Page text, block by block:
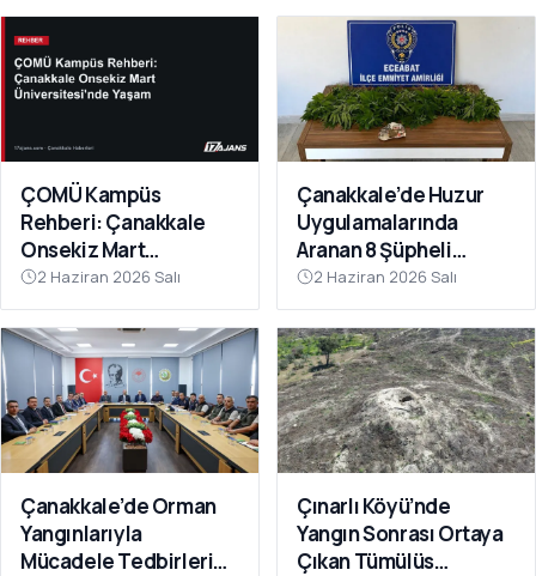
ÇOMÜ Kampüs
Rehberi: Çanakkale
Onsekiz Mart
Üniversitesi'nde
Yaşam
2 Haziran 2026 Salı
Çanakkale’de Huzur
Uygulamalarında
Aranan 8 Şüpheli
Yakalandı
2 Haziran 2026 Salı
Çanakkale’de Orman
Yangınlarıyla
Mücadele Tedbirleri
Çınarlı Köyü’nde
Yangın Sonrası Ortaya
Çıkan Tümülüs